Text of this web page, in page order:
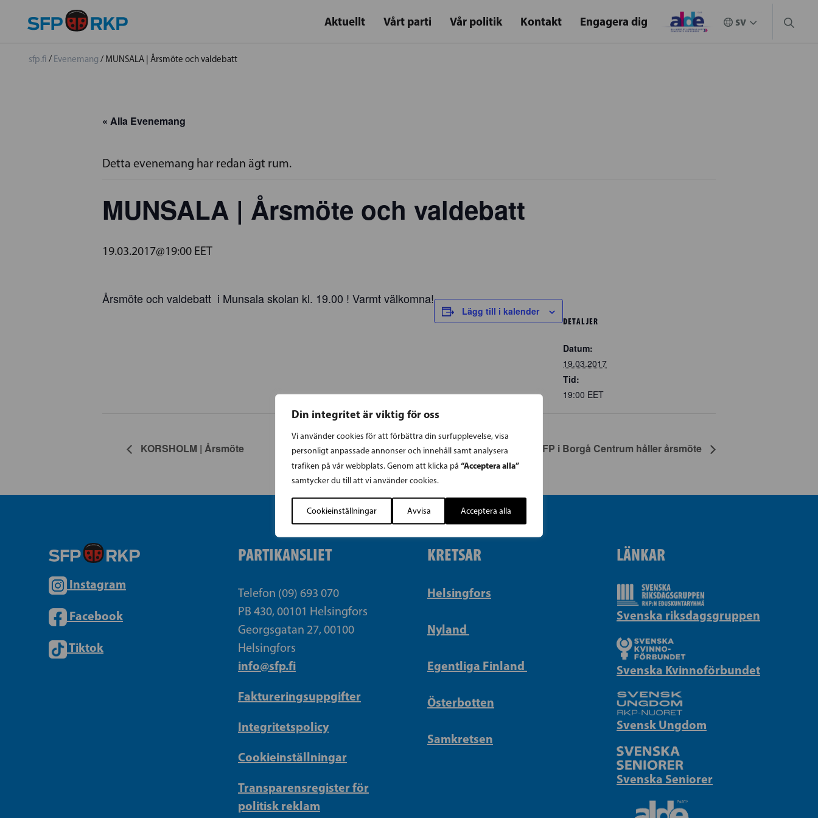
Din integritet är viktig för oss
Vi använder cookies för att förbättra din surfupplevelse, visa
personligt anpassade annonser och innehåll samt analysera
trafiken på vår webbplats. Genom att klicka på “Acceptera alla”
samtycker du till att vi använder cookies.
Cookieinställningar Avvisa Acceptera alla
Aktuellt Vårt parti Vår politik Kontakt Engagera dig
sfp.fi / Evenemang / MUNSALA | Årsmöte och valdebatt
« Alla Evenemang
Detta evenemang har redan ägt rum.
MUNSALA | Årsmöte och valdebatt
19.03.2017@19:00 EET
Årsmöte och valdebatt i Munsala skolan kl. 19.00 ! Varmt välkomna!
Lägg till i kalender
DETALJER
Datum:
19.03.2017
Tid:
19:00 EET
KORSHOLM | Årsmöte BORGÅ | SFP i Borgå Centrum håller årsmöte
Instagram
Facebook
Tiktok
PARTIKANSLIET
Telefon (09) 693 070
PB 430, 00101 Helsingfors
Georgsgatan 27, 00100
Helsingfors
info@sfp.fi
Faktureringsuppgifter
Integritetspolicy
Cookieinställningar
Transparensregister för
politisk reklam
KRETSAR
Helsingfors
Nyland
Egentliga Finland
Österbotten
Samkretsen
LÄNKAR
Svenska riksdagsgruppen
Svenska Kvinnoförbundet
Svensk Ungdom
Svenska Seniorer